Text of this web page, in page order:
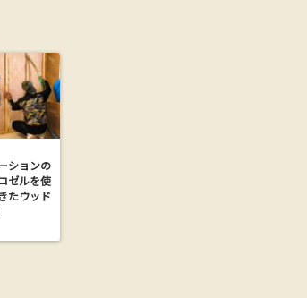
ションの
ゼルを使
たウッド